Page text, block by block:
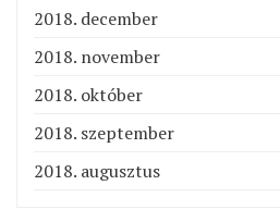
2018. december
2018. november
2018. október
2018. szeptember
2018. augusztus